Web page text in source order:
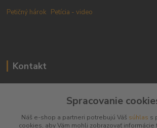
Petičný hárok Petícia - video
Kontakt
info@pyromarket.sk
Spracovanie
Náš e-shop a partneri potrebujú Váš súhlas s
cookies, aby Vám mohli zobrazovať informácie